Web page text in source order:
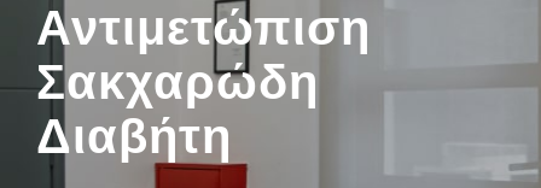
Αντιμετώπιση
Σακχαρώδη
Διαβήτη